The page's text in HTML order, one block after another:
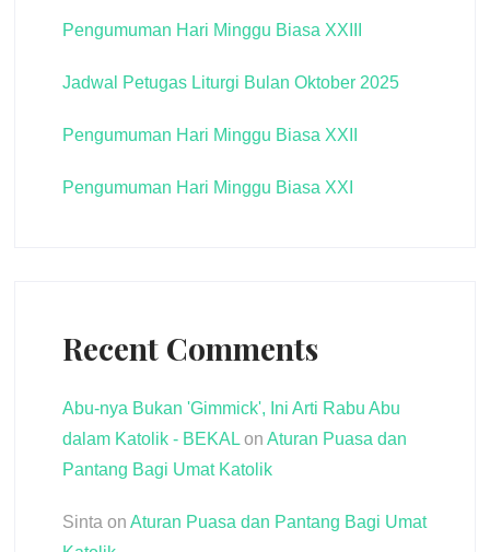
Pengumuman Hari Minggu Biasa XXIII
Jadwal Petugas Liturgi Bulan Oktober 2025
Pengumuman Hari Minggu Biasa XXII
Pengumuman Hari Minggu Biasa XXI
Recent Comments
Abu-nya Bukan 'Gimmick', Ini Arti Rabu Abu
dalam Katolik - BEKALon Aturan Puasa dan
Pantang Bagi Umat Katolik
Sinta on Aturan Puasa dan Pantang Bagi Umat